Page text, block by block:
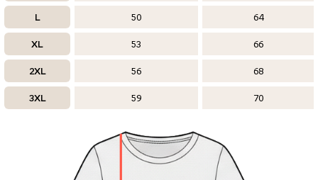
L 50 64
XL 53 66
2XL 56 68
3XL 59 70